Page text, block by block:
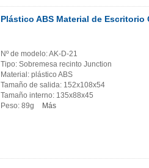
Plástico ABS Material de Escritorio
Nº de modelo: AK-D-21
Tipo: Sobremesa recinto Junction
Material: plástico ABS
Tamaño de salida: 152x108x54
Tamaño interno: 135x88x45
Peso: 89g
Más